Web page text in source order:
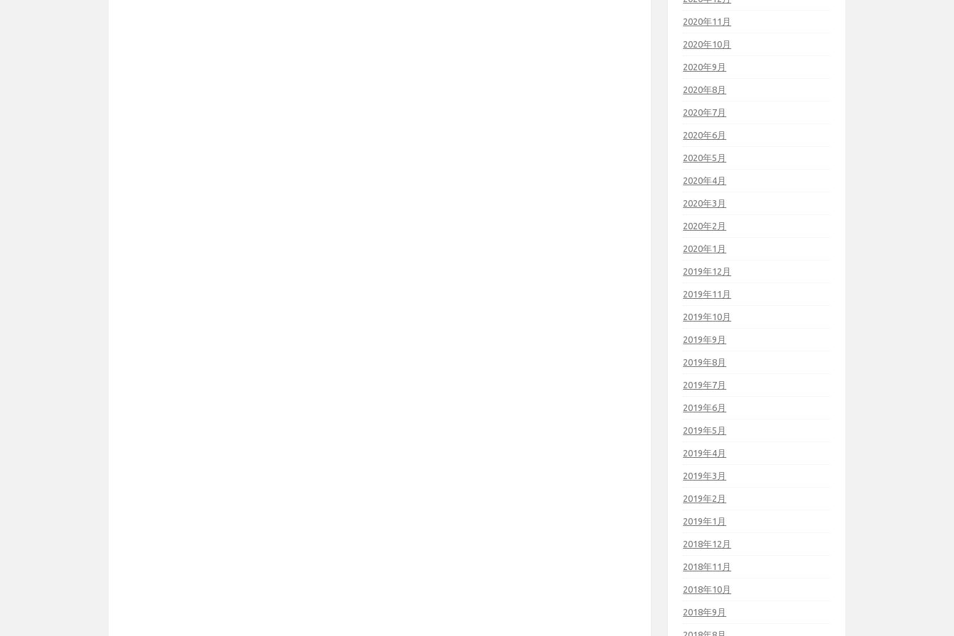
2020年11月
2020年10月
2020年9月
2020年8月
2020年7月
2020年6月
2020年5月
2020年4月
2020年3月
2020年2月
2020年1月
2019年12月
2019年11月
2019年10月
2019年9月
2019年8月
2019年7月
2019年6月
2019年5月
2019年4月
2019年3月
2019年2月
2019年1月
2018年12月
2018年11月
2018年10月
2018年9月